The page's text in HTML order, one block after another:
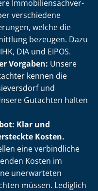
Im­mo­bi­li­en­sach­ver­
verschiedene
welche die
bezeugen. Dazu
DIA und EIPOS.
Vorgaben: Unsere
kennen die
und
Gutachten halten
Klar und
Kosten.
eine verbindliche
Kosten im
unerwarteten
müssen. Lediglich